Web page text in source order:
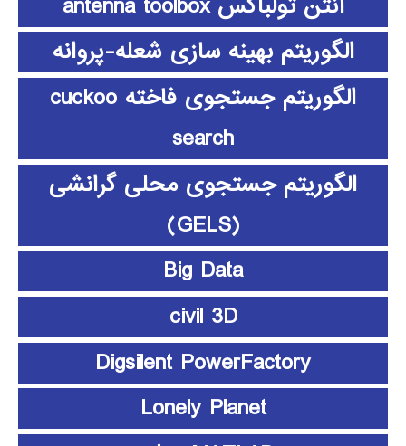
الگوریتم بهینه سازی شعله-پروانه
الگوریتم جستجوی فاخته cuckoo
search
الگوریتم جستجوی محلی گرانشی
(GELS)
Big Data
civil 3D
Digsilent PowerFactory
Lonely Planet